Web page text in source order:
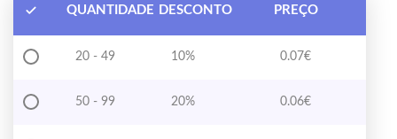
QUANTIDADE DESCONTO PREÇO
20 - 49 10% 0.07€
50 - 99 20% 0.06€